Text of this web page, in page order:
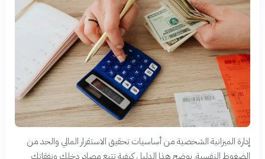
إدارة الميزانية الشخصية من أساسيات تحقيق الاستقرار المالي والحد من
الضغوط النفسية. يوضح هذا الدليل كيفية تتبع مصادر دخلك ونفقاتك